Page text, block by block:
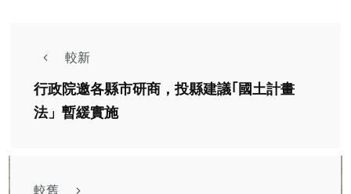
較新
行政院邀各縣市研商，投縣建議｢國土計畫
法」暫緩實施
較舊